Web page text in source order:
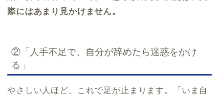
際にはあまり見かけません。
②「人手不足で、自分が辞めたら迷惑をかけ
る」
やさしい人ほど、これで足が止まります。「いま自